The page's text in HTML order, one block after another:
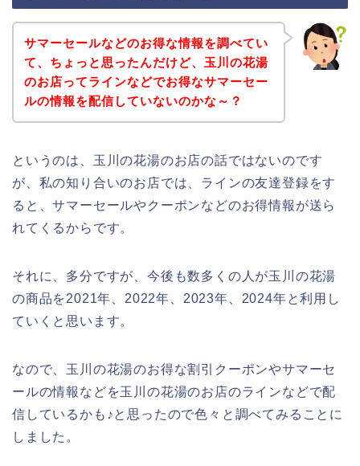
サマーセールなどのお得な情報を調べてい
て、ちょっと思ったんだけど、玉川の花湯
のお店ってラインなどでお得なサマーセー
ルの情報を配信していないのかな～？
というのは、玉川の花湯のお店の話ではないのです
が、私の知り合いのお店では、ラインの友達登録をす
ると、サマーセールやクーポンなどのお得情報が送ら
れてくるからです。
それに、多分ですが、今後も数多くの人が玉川の花湯
の商品を2021年、2022年、2023年、2024年と利用し
ていくと思います。
なので、玉川の花湯のお得な割引クーポンやサマーセ
ールの情報などを玉川の花湯のお店のラインなどで配
信しているかも♪と思ったので色々と調べてみることに
しました。